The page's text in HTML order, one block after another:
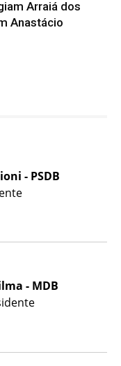
Arraiá dos
Anastácio
- PSDB
- MDB